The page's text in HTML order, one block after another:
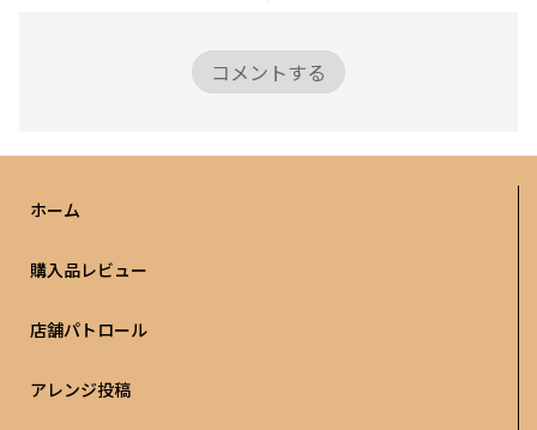
コメントする
ホーム
購入品レビュー
店舗パトロール
アレンジ投稿